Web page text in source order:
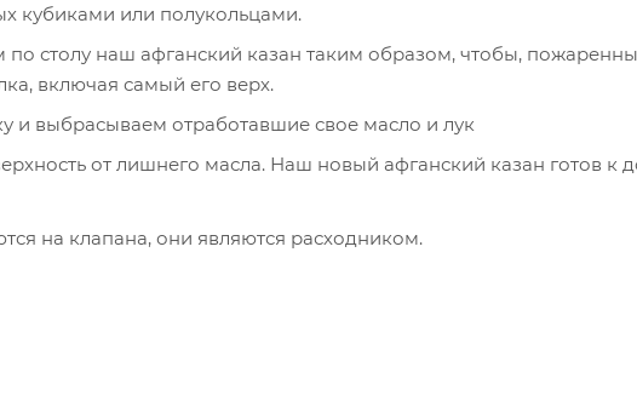
кубиками или полукольцами.
по столу наш афганский казан таким образом, чтобы,
включая самый его верх.
и выбрасываем отработавшие свое масло и лук
от лишнего масла. Наш новый афганский казан готов к
на клапана, они являются расходником.